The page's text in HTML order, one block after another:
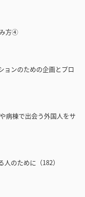
方④
ンのための企画とプロ
棟で出会う外国人をサ
のために（182）